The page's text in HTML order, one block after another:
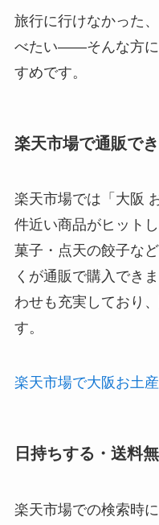
旅行に行けなかった
べたい——そんな方に
すめです。
楽天市場で通販で
楽天市場では「大阪
件近い商品がヒット
菓子・点天の餃子な
くが通販で購入でき
わせも充実しており
す。
楽天市場で大阪お土
日持ちする・送料
楽天市場での検索時